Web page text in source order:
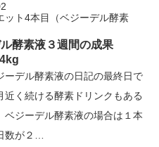
ット4本目（ベジーデル酵素
酵素液３週間の成果
ーデル酵素液の日記の最終日で
近く続ける酵素ドリンクもある
ベジーデル酵素液の場合は１本
数が２…